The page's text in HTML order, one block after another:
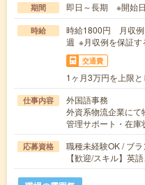
期間 即日～長期 ※開始
時給
時給1800円 月収例
週 ※月収例を保証す
交通費
1ヶ月3万円を上限
仕事内容
外国語事務
外資系物流企業に
管理サポート・在
応募資格
職種未経験OK / ブ
【歓迎/スキル】英